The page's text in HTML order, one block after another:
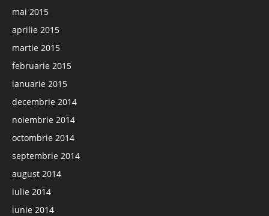
mai 2015
aprilie 2015
martie 2015
februarie 2015
ianuarie 2015
decembrie 2014
noiembrie 2014
octombrie 2014
septembrie 2014
august 2014
iulie 2014
iunie 2014